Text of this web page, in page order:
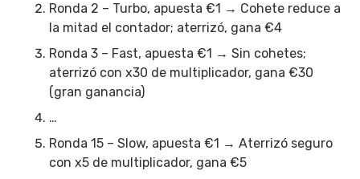
Ronda 2 – Turbo, apuesta €1 → Cohete reduce a
la mitad el contador; aterrizó, gana €4
Ronda 3 – Fast, apuesta €1 → Sin cohetes;
aterrizó con x30 de multiplicador, gana €30
(gran ganancia)
…
Ronda 15 – Slow, apuesta €1 → Aterrizó seguro
con x5 de multiplicador, gana €5